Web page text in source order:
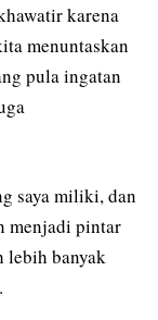
karena
menuntaskan
pula ingatan
saya miliki, dan
menjadi pintar
lebih banyak